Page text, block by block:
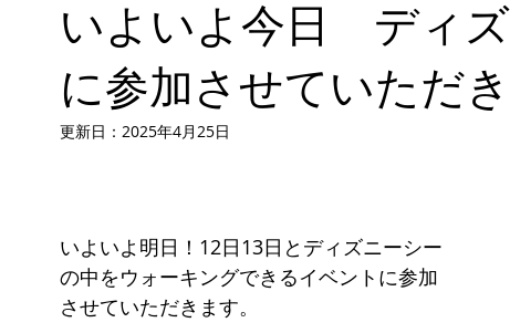
こどもの足 美脚になる サンダル・ミュール 美脚になる スト
美脚になる ウォーキング 美脚専門サロン体験談 美脚になる肌
いよいよ今日 ディズ
に参加させていただ
更新日： 2025年4月25日
いよいよ明日！12日13日とディズニーシー
の中をウォーキングできるイベントに参加
させていただきます。